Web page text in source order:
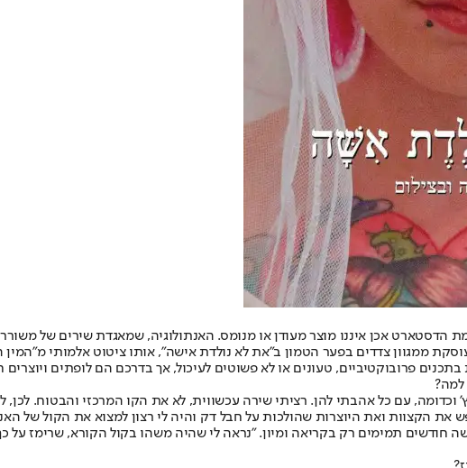
הדסטארט אכן איננו מוצר מעודן או מנומס. האנתולוגיה, שמאגדת שירים של
ממגוון צדדים בפער הטמון ב"את לא נולדת אישה", אותו ציטוט אלמותי
פרובוקטיביים, טעונים או לא פשוטים לעיכול, אך בדרכם הם לופתים
למה?
וכדומה, עם כל אהבתי להן. רציתי שירה עכשווית, לא את הקו המרכזי והבטוח.
את הקצוות ואת היוצרות שהולכות על חבל דק והיה לי רצון למצוא את הקול של
תמימים רק בקריאה ומיון. "נראה לי שהיה משהו בקול הקורא, שרימז על